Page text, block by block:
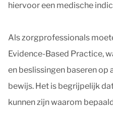
hiervoor een medische
Als zorgprofessionals
Evidence-Based Practice,
en beslissingen baseren
bewijs. Het is begrijpelijk
kunnen zijn waarom